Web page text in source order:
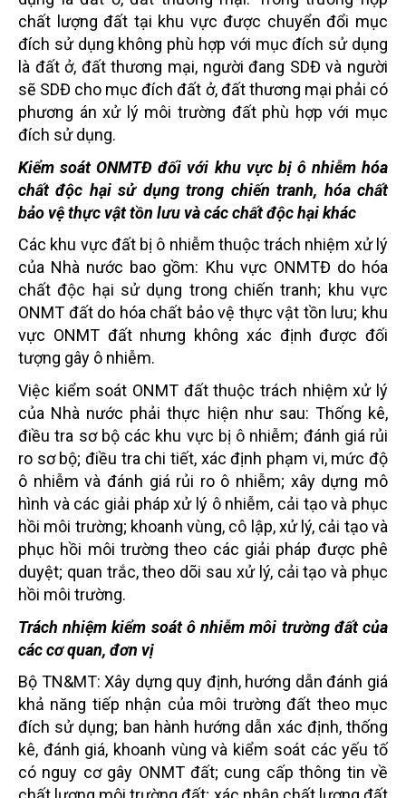
chất lượng đất tại khu vực được chuyển đổi mục
đích sử dụng không phù hợp với mục đích sử dụng
là đất ở, đất thương mại, người đang SDĐ và người
sẽ SDĐ cho mục đích đất ở, đất thương mại phải có
phương án xử lý môi trường đất phù hợp với mục
đích sử dụng.
Kiểm soát ONMTĐ đối với khu vực bị ô nhiễm hóa
chất độc hại sử dụng trong chiến tranh, hóa chất
bảo vệ thực vật tồn lưu và các chất độc hại khác
Các khu vực đất bị ô nhiễm thuộc trách nhiệm xử lý
của Nhà nước bao gồm: Khu vực ONMTĐ do hóa
chất độc hại sử dụng trong chiến tranh; khu vực
ONMT đất do hóa chất bảo vệ thực vật tồn lưu; khu
vực ONMT đất nhưng không xác định được đối
tượng gây ô nhiễm.
Việc kiểm soát ONMT đất thuộc trách nhiệm xử lý
của Nhà nước phải thực hiện như sau: Thống kê,
điều tra sơ bộ các khu vực bị ô nhiễm; đánh giá rủi
ro sơ bộ; điều tra chi tiết, xác định phạm vi, mức độ
ô nhiễm và đánh giá rủi ro ô nhiễm; xây dựng mô
hình và các giải pháp xử lý ô nhiễm, cải tạo và phục
hồi môi trường; khoanh vùng, cô lập, xử lý, cải tạo và
phục hồi môi trường theo các giải pháp được phê
duyệt; quan trắc, theo dõi sau xử lý, cải tạo và phục
hồi môi trường.
Trách nhiệm kiểm soát ô nhiễm môi trường đất của
các cơ quan, đơn vị
Bộ TN&MT: Xây dựng quy định, hướng dẫn đánh giá
khả năng tiếp nhận của môi trường đất theo mục
đích sử dụng; ban hành hướng dẫn xác định, thống
kê, đánh giá, khoanh vùng và kiểm soát các yếu tố
có nguy cơ gây ONMT đất; cung cấp thông tin về